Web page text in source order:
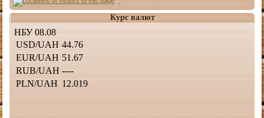
Курс валют